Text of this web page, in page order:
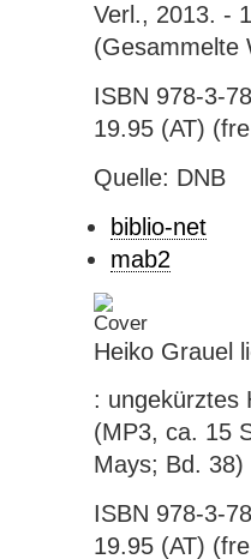
Verl., 2013. -
(Gesammelte
ISBN 978-3-
19.95 (AT)
Quelle: DNB
biblio-net
mab2
Heiko Grauel
: ungekürztes
(MP3, ca. 15
Mays; Bd. 38)
ISBN 978-3-
19.95 (AT)